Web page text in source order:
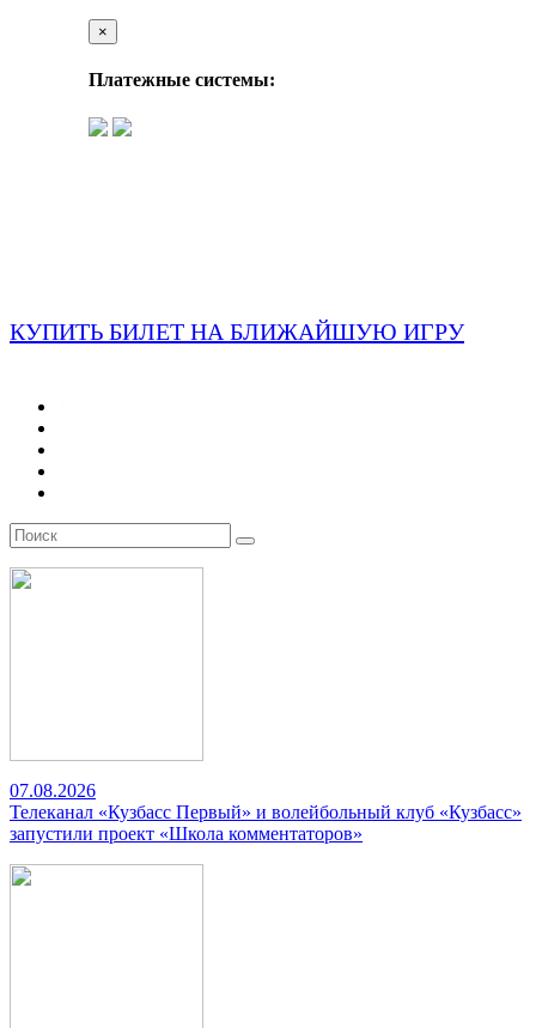
×
Платежные системы:
КУПИТЬ БИЛЕТ НА БЛИЖАЙШУЮ ИГРУ
07.08.2026
Телеканал «Кузбасс Первый» и волейбольный клуб «Кузбасс»
запустили проект «Школа комментаторов»